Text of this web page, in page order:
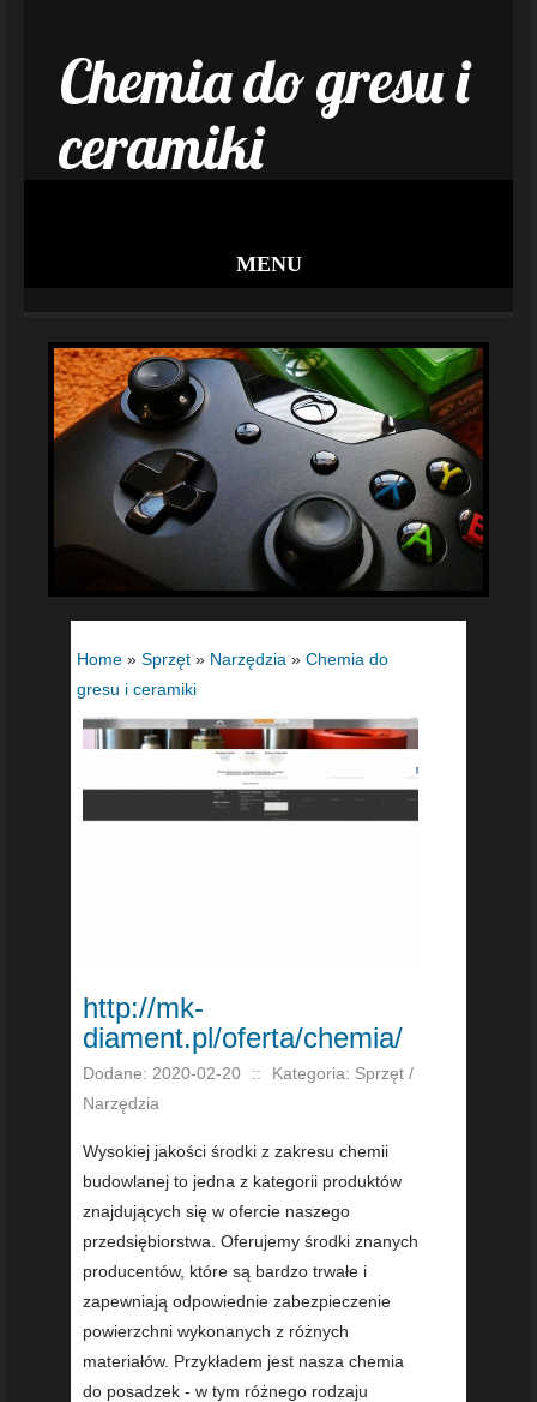
Chemia do gresu i
ceramiki
MENU
Home » Sprzęt » Narzędzia » Chemia do
gresu i ceramiki
http://mk-
diament.pl/oferta/chemia/
Dodane: 2020-02-20 ::
Kategoria: Sprzęt /
Narzędzia
Wysokiej jakości środki z zakresu chemii
budowlanej to jedna z kategorii produktów
znajdujących się w ofercie naszego
przedsiębiorstwa. Oferujemy środki znanych
producentów, które są bardzo trwałe i
zapewniają odpowiednie zabezpieczenie
powierzchni wykonanych z różnych
materiałów. Przykładem jest nasza chemia
do posadzek - w tym różnego rodzaju